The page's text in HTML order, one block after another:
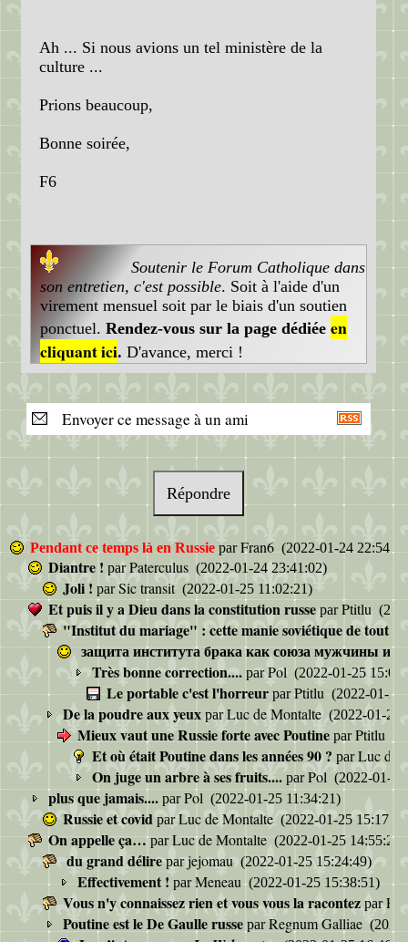
Ah ... Si nous avions un tel ministère de la
culture ...
Prions beaucoup,
Bonne soirée,
F6
Soutenir le Forum Catholique dans
son entretien, c'est possible. Soit à l'aide d'un
virement mensuel soit par le biais d'un soutien
ponctuel. Rendez-vous sur la page dédiée en
cliquant ici. D'avance, merci !
Envoyer ce message à un ami
Répondre
Pendant ce temps là en Russie parFran6 (2022-01-24
Diantre ! parPaterculus (2022-01-24 23:41:02)
Joli ! parSic transit (2022-01-25 11:02:21)
Et puis il y a Dieu dans la constitution russeparPtitlu
"Institut du mariage" : cette manie soviétique de tout
защита института брака как союза мужчины и
Très bonne correction.... parPol (2022-01-25
Le portable c'est l'horreur parPtitlu (2022-01-25
De la poudre aux yeux parLuc de Montalte (2022-01-25
Mieux vaut une Russie forte avec Poutine parPtitlu
Et où était Poutine dans les années 90 ? parLuc de
On juge un arbre à ses fruits.... parPol (2022-01-
plus que jamais.... parPol (2022-01-25 11:34:21)
Russie et covid parLuc de Montalte(2022-01-25
On appelle ça…parLuc de Montalte (2022-01-25 14:55:23)
du grand délire parjejomau (2022-01-25 15:24:49)
Effectivement ! parMeneau (2022-01-25 15:38:51)
Vous n'y connaissez rien et vous vous la racontez par
Poutine est le De Gaulle russe parRegnum Galliae